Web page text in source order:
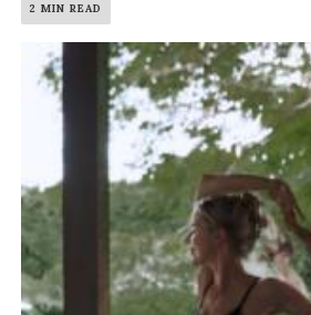
2 MIN READ